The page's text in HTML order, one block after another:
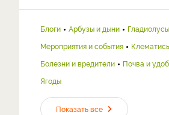
Блоги Арбузы и дыни Гладиолусы
Мероприятия и события
Болезни и вредители
Почва и
Ягоды
Показать все